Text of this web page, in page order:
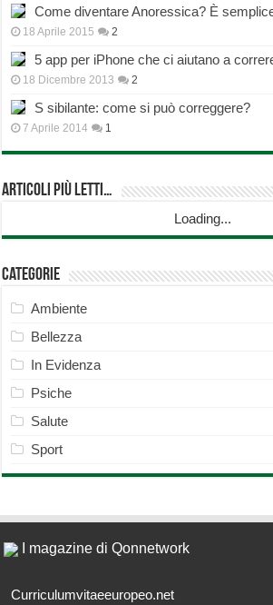
Come diventare Anoressica? È
18 Aprile 2015 2
5 app per iPhone che ci aiutano a
18 Dicembre 2013 2
S sibilante: come si può correggere?
7 Aprile 2014 1
Articoli più Letti…
Loading...
Categorie
Ambiente
Bellezza
In Evidenza
Psiche
Salute
Sport
I magazine di Qonnetwork
Curriculumvitaeeuropeo.net